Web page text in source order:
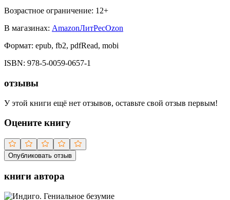
Возрастное ограничение: 12+
В магазинах: AmazonЛитРесOzon
Формат: epub, fb2, pdfRead, mobi
ISBN: 978-5-0059-0657-1
отзывы
У этой книги ещё нет отзывов, оставьте свой отзыв первым!
Оцените книгу
Опубликовать отзыв
книги автора